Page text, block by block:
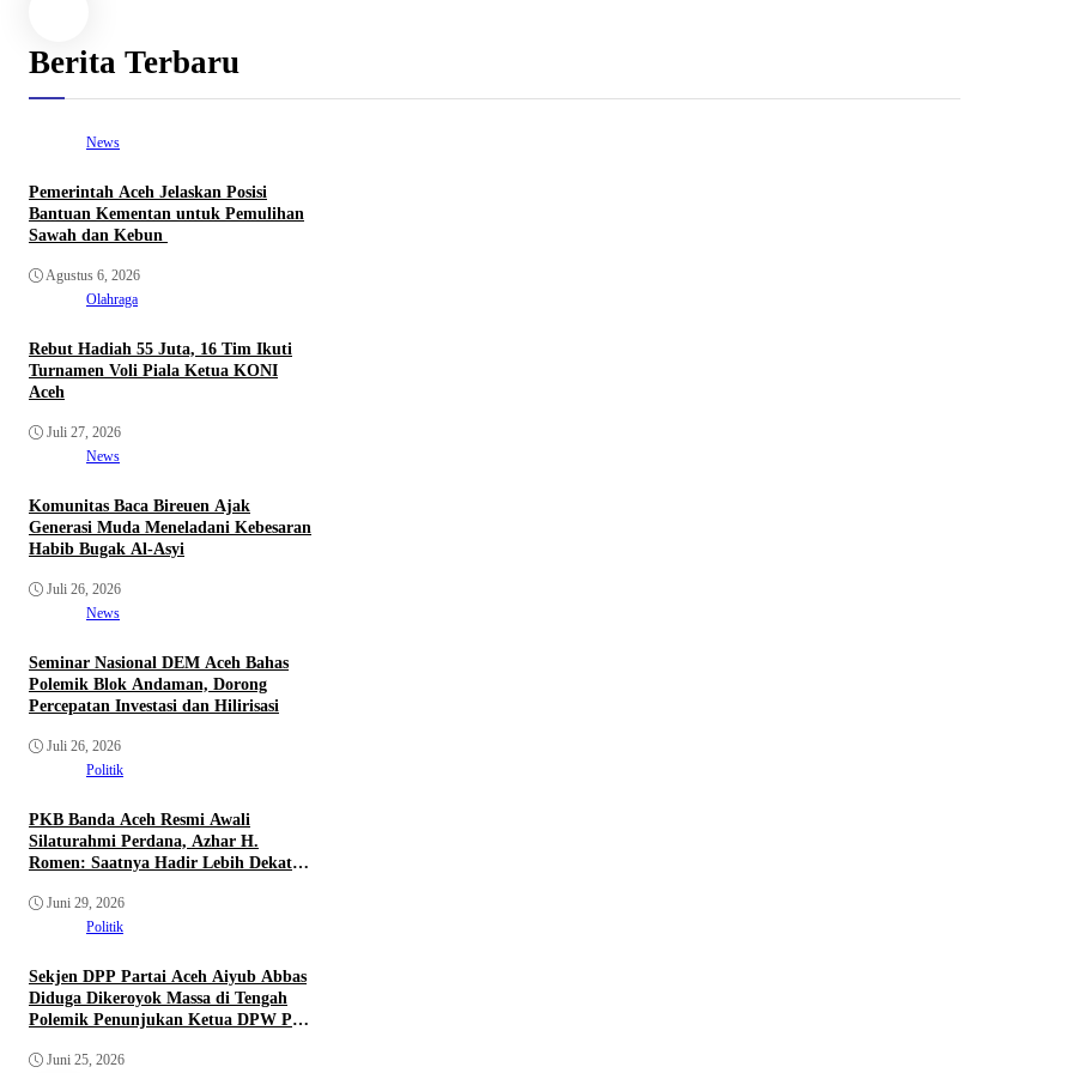
Berita Terbaru
News
Pemerintah Aceh Jelaskan Posisi
Bantuan Kementan untuk Pemulihan
Sawah dan Kebun
Agustus 6, 2026
Olahraga
Rebut Hadiah 55 Juta, 16 Tim Ikuti
Turnamen Voli Piala Ketua KONI
Aceh
Juli 27, 2026
News
Komunitas Baca Bireuen Ajak
Generasi Muda Meneladani Kebesaran
Habib Bugak Al-Asyi
Juli 26, 2026
News
Seminar Nasional DEM Aceh Bahas
Polemik Blok Andaman, Dorong
Percepatan Investasi dan Hilirisasi
Juli 26, 2026
Politik
PKB Banda Aceh Resmi Awali
Silaturahmi Perdana, Azhar H.
Romen: Saatnya Hadir Lebih Dekat
Juni 29, 2026
Politik
Sekjen DPP Partai Aceh Aiyub Abbas
Diduga Dikeroyok Massa di Tengah
Polemik Penunjukan Ketua DPW PA
Juni 25, 2026